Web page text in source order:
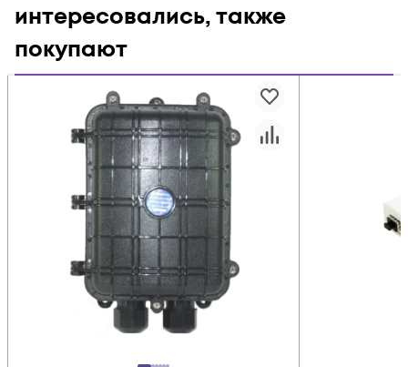
интересовались, также
покупают